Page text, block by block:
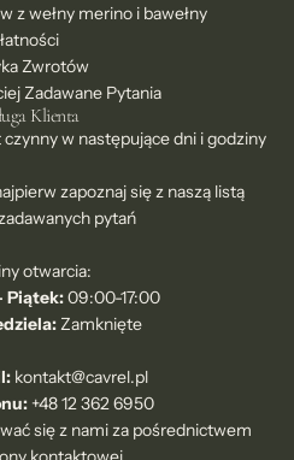
z wełny merino i bawełny
Zwrotów
Zadawane Pytania
Klienta
czynny w następujące dni i godziny
zapoznaj się z naszą listą
pytań
otwarcia:
Piątek:09:00-17:00
Zamknięte
kontakt@cavrel.pl
+48 12 362 6950
się z nami za pośrednictwem